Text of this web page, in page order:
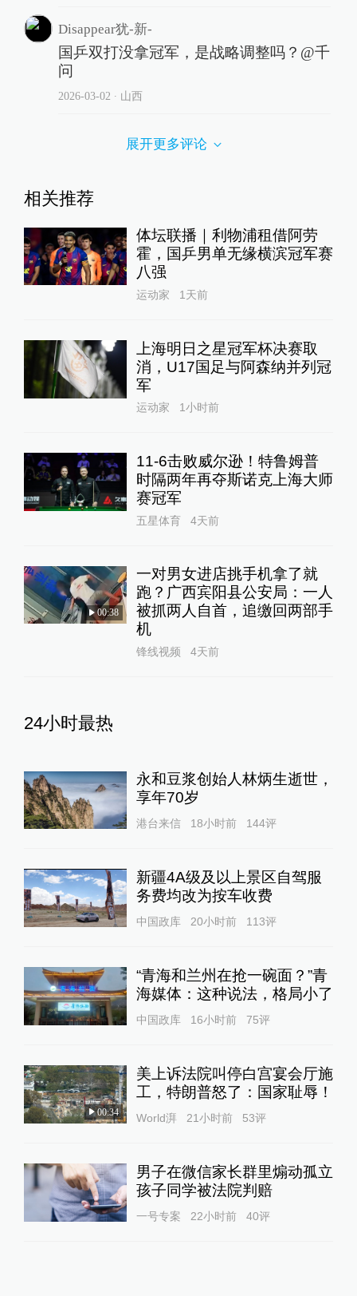
Disappear犹-新-
国乒双打没拿冠军，是战略调整吗？@千
问
2026-03-02 ∙ 山西
展开更多评论
相关推荐
体坛联播｜利物浦租借阿劳
霍，国乒男单无缘横滨冠军赛
八强
运动家 1天前
上海明日之星冠军杯决赛取
消，U17国足与阿森纳并列冠
军
运动家 1小时前
11-6击败威尔逊！特鲁姆普
时隔两年再夺斯诺克上海大师
赛冠军
五星体育 4天前
00:38
一对男女进店挑手机拿了就
跑？广西宾阳县公安局：一人
被抓两人自首，追缴回两部手
机
锋线视频 4天前
24小时最热
永和豆浆创始人林炳生逝世，
享年70岁
港台来信 18小时前 144评
新疆4A级及以上景区自驾服
务费均改为按车收费
中国政库 20小时前 113评
“青海和兰州在抢一碗面？”青
海媒体：这种说法，格局小了
中国政库 16小时前 75评
00:34
美上诉法院叫停白宫宴会厅施
工，特朗普怒了：国家耻辱！
World湃 21小时前 53评
男子在微信家长群里煽动孤立
孩子同学被法院判赔
一号专案 22小时前 40评